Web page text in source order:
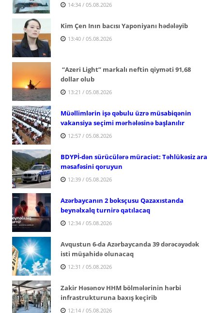
14:34 / 05.08.2026
Kim Çen Inın bacısı Yaponiyanı hədələyib
13:40 / 05.08.2026
“Azeri Light” markalı neftin qiyməti 91,68
dollar olub
13:21 / 05.08.2026
Müəllimlərin işə qəbulu üzrə müsabiqənin
vakansiya seçimi mərhələsinə başlanılır
12:57 / 05.08.2026
BDYPİ-dən sürücülərə müraciət: Təhlükəsiz ara
məsafəsini qoruyun
12:39 / 05.08.2026
Azərbaycanın 2 boksçusu Qazaxıstanda
beynəlxalq turnirə qatılacaq
12:34 / 05.08.2026
Avqustun 6-da Azərbaycanda 39 dərəcəyədək
isti müşahidə olunacaq
12:31 / 05.08.2026
Zakir Həsənov HHM bölmələrinin hərbi
infrastrukturuna baxış keçirib
12:14 / 05.08.2026